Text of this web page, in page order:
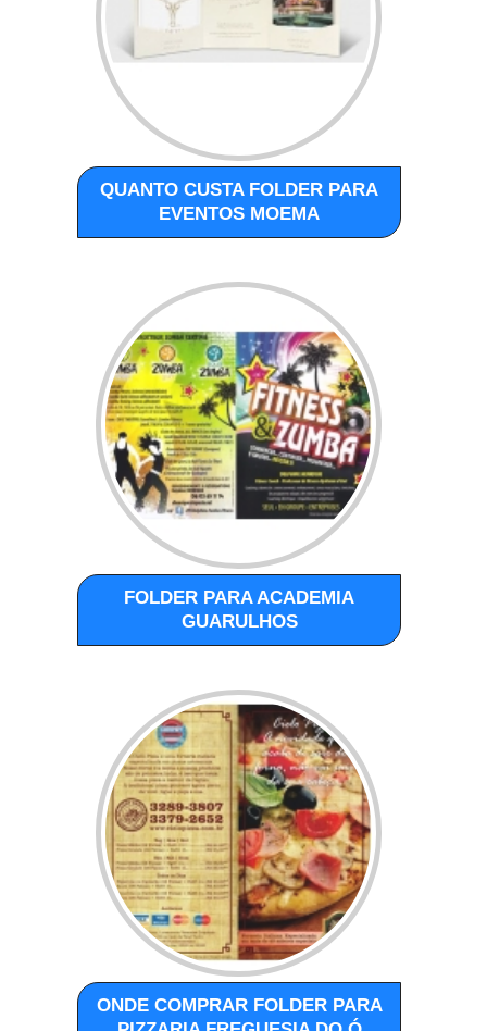
QUANTO CUSTA FOLDER PARA
EVENTOS MOEMA
FOLDER PARA ACADEMIA
GUARULHOS
ONDE COMPRAR FOLDER PARA